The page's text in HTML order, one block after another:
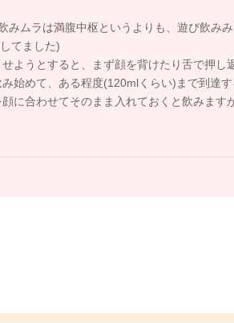
みムラは満腹中枢というよりも、遊び飲み
てました)
ようとすると、まず顔を背けたり舌で押し
始めて、ある程度(120mlくらい)まで到達
に合わせてそのまま入れておくと飲みます